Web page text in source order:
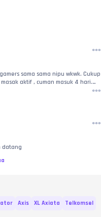
sama sama nipu wkwk. Cukup
aktif , cuman masuk 4 hari.
8 ribu aja
datang
Axis XL Axiata
Telkomsel